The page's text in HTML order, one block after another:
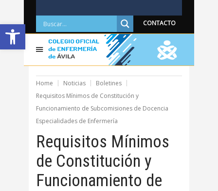
Abrir barra de herramientas CONTACTO
Home Noticias
Boletines
Requisitos Mínimos de Constitución y
Funcionamiento de Subcomisiones de Docencia
Especialidades de Enfermería
Requisitos Mínimos
de Constitución y
Funcionamiento de